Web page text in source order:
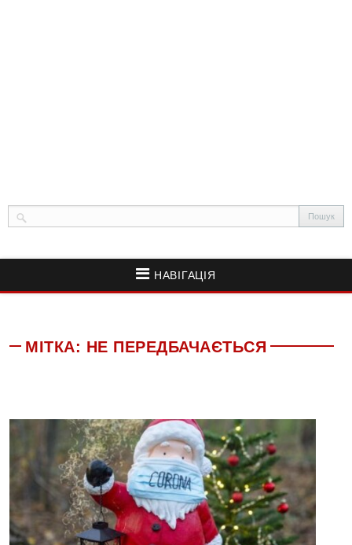
НАВІГАЦІЯ
МІТКА: НЕ ПЕРЕДБАЧАЄТЬСЯ